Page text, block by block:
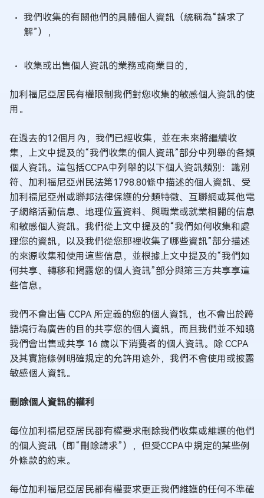
我們收集的有關他們的具體個人資訊（統稱為“請求了
解”），
收集或出售個人資訊的業務或商業目的，
加利福尼亞居民有權限制我們對您收集的敏感個人資訊的使
用。
在過去的12個月內，我們已經收集，並在未來將繼續收
集，上文中提及的“我們收集的個人資訊”部分中列舉的各類
個人資訊。這包括CCPA中列舉的以下個人資訊類別：識別
符、加利福尼亞州民法第1798.80條中描述的個人資訊、受
加利福尼亞州或聯邦法律保護的分類特徵、互聯網或其他電
子網絡活動信息、地理位置資料、與職業或就業相關的信息
和敏感個人資訊。我們從上文中提及的“我們如何收集和處
理您的資訊，以及我們從您那裡收集了哪些資訊”部分描述
的來源收集和使用這些信息，並根據上文中提及的“我們如
何共享、轉移和揭露您的個人資訊”部分與第三方共享享這
些信息。
我們不會出售 CCPA 所定義的您的個人資訊，也不會出於跨
語境行為廣告的目的共享您的個人資訊，而且我們並不知曉
我們會出售或共享 16 歲以下消費者的個人資訊。除 CCPA
及其實施條例明確規定的允許用途外，我們不會使用或披露
敏感個人資訊。
刪除個人資訊的權利
每位加利福尼亞居民都有權要求刪除我們收集或維護的他們
的個人資訊（即“刪除請求”），但受CCPA中規定的某些例
外條款的約束。
每位加利福尼亞居民都有權要求更正我們維護的任何不準確